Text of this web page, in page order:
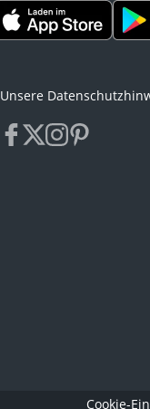
vermeiden.
Unsere
facebook
x instagram
pinterest
Cookie-